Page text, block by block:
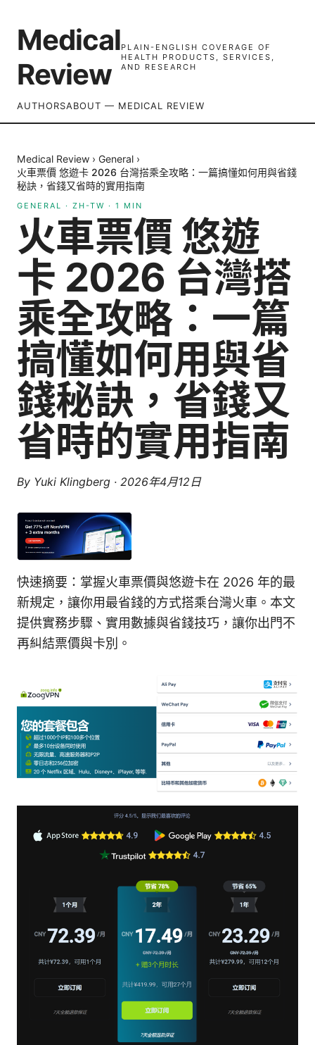
Medical
Review
PLAIN-ENGLISH COVERAGE OF
HEALTH PRODUCTS, SERVICES,
AND RESEARCH
AUTHORSABOUT — MEDICAL REVIEW
Medical Review › General ›
火車票價 悠遊卡 2026 台灣搭乘全攻略：一篇搞懂如何用與省錢
秘訣，省錢又省時的實用指南
GENERAL · ZH-TW · 1 MIN
火車票價 悠遊
卡 2026 台灣搭
乘全攻略：一篇
搞懂如何用與省
錢秘訣，省錢又
省時的實用指南
By Yuki Klingberg · 2026年4月12日
快速摘要：掌握火車票價與悠遊卡在 2026 年的最
新規定，讓你用最省錢的方式搭乘台灣火車。本文
提供實務步驟、實用數據與省錢技巧，讓你出門不
再糾結票價與卡別。